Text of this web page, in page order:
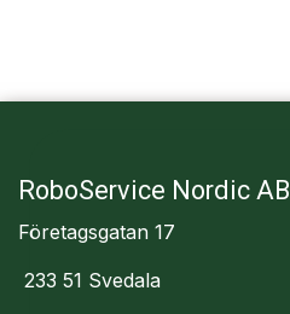
RoboService Nordic AB
Företagsgatan 17
233 51 Svedala